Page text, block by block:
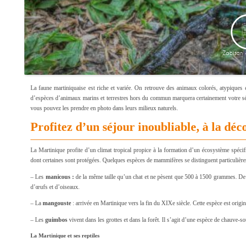
Zabitan
La faune martiniquaise est riche et variée. On retrouve des animaux colorés,
d’espèces d’animaux marins et terrestres hors du commun marquera certainement
vous pouvez les prendre en photo dans leurs milieux naturels.
Profitez d’un séjour inoubliable, à la
La Martinique profite d’un climat tropical propice à la formation d’un écosystème
dont certaines sont protégées. Quelques espèces de mammifères se distinguent
– Les manicous : de la même taille qu’un chat et ne pèsent que 500 à 1500 grammes.
d’œufs et d’oiseaux.
– La mangouste : arrivée en Martinique vers la fin du XIXe siècle. Cette espèce est
– Les guimbos vivent dans les grottes et dans la forêt. Il s’agit d’une espèce de chauve-
La Martinique et ses reptiles